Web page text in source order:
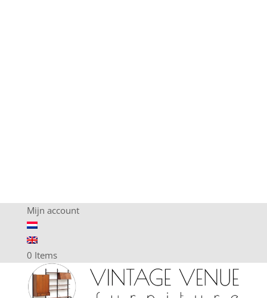
Mijn account
0 Items